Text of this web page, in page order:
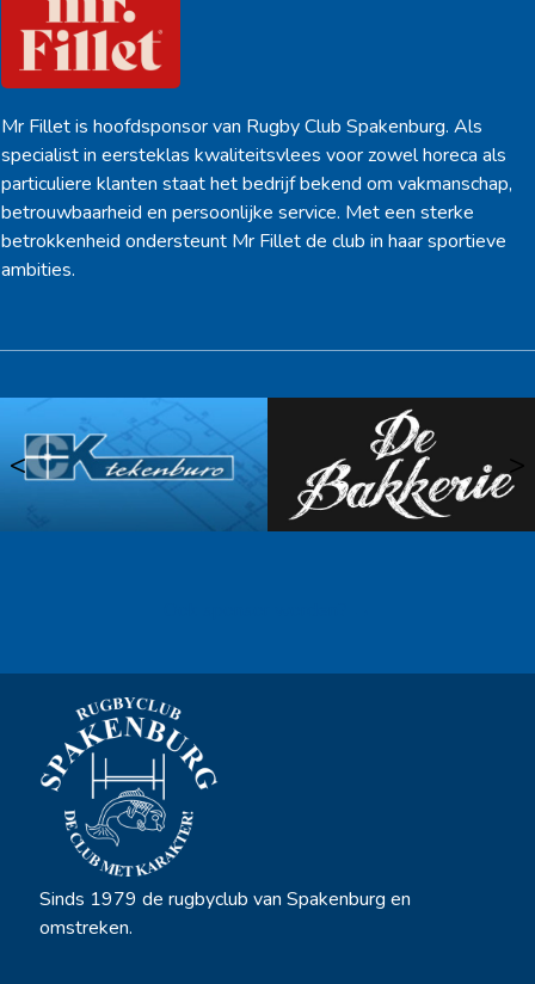
Mr Fillet is hoofdsponsor van Rugby Club Spakenburg. Als
specialist in eersteklas kwaliteitsvlees voor zowel horeca als
particuliere klanten staat het bedrijf bekend om vakmanschap,
betrouwbaarheid en persoonlijke service. Met een sterke
betrokkenheid ondersteunt Mr Fillet de club in haar sportieve
ambities.
< >
Sinds 1979 de rugbyclub van Spakenburg en
omstreken.